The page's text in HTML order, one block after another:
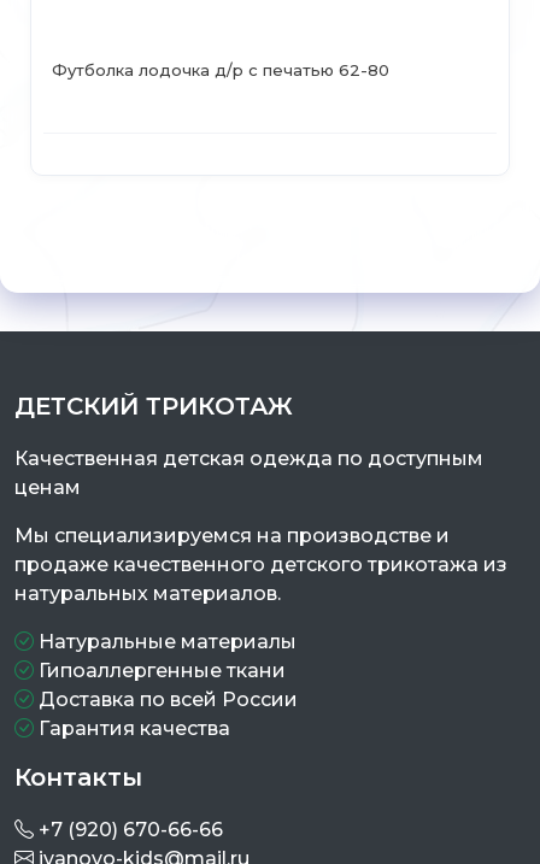
Футболка лодочка д/р с печатью 62-80
ДЕТСКИЙ ТРИКОТАЖ
Качественная детская одежда по доступным
ценам
Мы специализируемся на производстве и
продаже качественного детского трикотажа из
натуральных материалов.
Натуральные материалы
Гипоаллергенные ткани
Доставка по всей России
Гарантия качества
Контакты
+7 (920) 670-66-66
ivanovo-kids@mail.ru